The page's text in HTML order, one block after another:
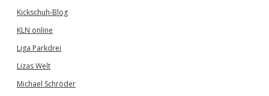
Kickschuh-Blog
KLN online
Liga Parkdrei
Lizas Welt
Michael Schröder